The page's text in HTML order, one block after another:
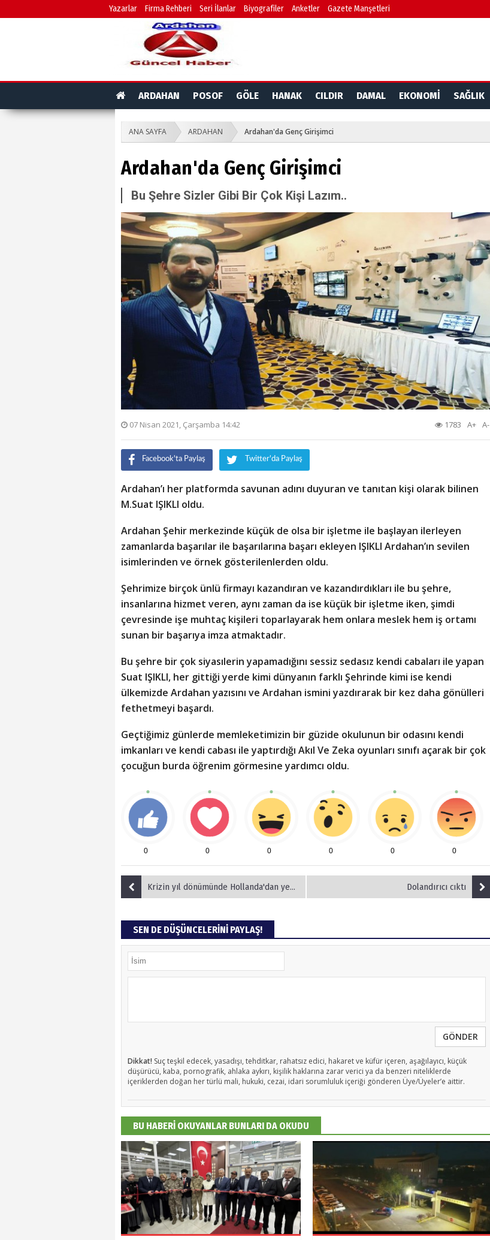
Yazarlar Firma Rehberi Seri İlanlar Biyografiler Anketler Gazete Manşetleri
ARDAHAN POSOF GÖLE HANAK CILDIR DAMAL EKONOMİ SAĞLIK
ANA SAYFA ARDAHAN Ardahan'da Genç Girişimci
Ardahan'da Genç Girişimci
Bu Şehre Sizler Gibi Bir Çok Kişi Lazım..
07 Nisan 2021, Çarşamba 14:42 A-
A+
1783
Facebook'ta Paylaş Twitter'da Paylaş
Ardahan’ı her platformda savunan adını duyuran ve tanıtan kişi olarak bilinen
M.Suat IŞIKLI oldu.
Ardahan Şehir merkezinde küçük de olsa bir işletme ile başlayan ilerleyen
zamanlarda başarılar ile başarılarına başarı ekleyen IŞIKLI Ardahan’ın sevilen
isimlerinden ve örnek gösterilenlerden oldu.
Şehrimize birçok ünlü firmayı kazandıran ve kazandırdıkları ile bu şehre,
insanlarına hizmet veren, aynı zaman da ise küçük bir işletme iken, şimdi
çevresinde işe muhtaç kişileri toparlayarak hem onlara meslek hem iş ortamı
sunan bir başarıya imza atmaktadır.
Bu şehre bir çok siyasılerin yapamadığını sessiz sedasız kendi cabaları ile yapan
Suat IŞIKLI, her gittiği yerde kimi dünyanın farklı Şehrinde kimi ise kendi
ülkemizde Ardahan yazısını ve Ardahan ismini yazdırarak bir kez daha gönülleri
fethetmeyi başardı.
Geçtiğimiz günlerde memleketimizin bir güzide okulunun bir odasını kendi
imkanları ve kendi cabası ile yaptırdığı Akıl Ve Zeka oyunları sınıfı açarak bir çok
çocuğun burda öğrenim görmesine yardımcı oldu.
0 0 0 0 0 0
Krizin yıl dönümünde Hollanda'dan yeni bir skandal karar! Dolandırıcı cıktı
SEN DE DÜŞÜNCELERİNİ PAYLAŞ!
GÖNDER
Dikkat! Suç teşkil edecek, yasadışı, tehditkar, rahatsız edici, hakaret ve küfür içeren, aşağılayıcı, küçük
düşürücü, kaba, pornografik, ahlaka aykırı, kişilik haklarına zarar verici ya da benzeri niteliklerde
içeriklerden doğan her türlü mali, hukuki, cezai, idari sorumluluk içeriği gönderen Üye/Üyeler’e aittir.
BU HABERİ OKUYANLAR BUNLARI DA OKUDU